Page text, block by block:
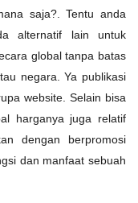
saja?. Tentu anda
alternatif lain untuk
global tanpa batas
negara. Ya publikasi
website. Selain bisa
harganya juga relatif
dengan berpromosi
dan manfaat sebuah